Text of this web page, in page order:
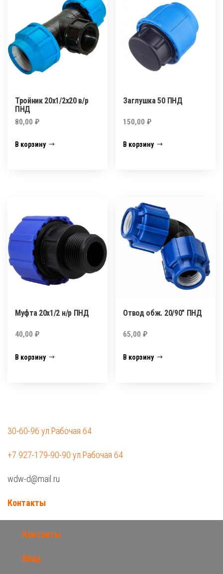
Тройник 20х1/2х20 в/р
ПНД
80,00 ₽
В корзину
Заглушка 50 ПНД
150,00₽
В корзину
Муфта 20х1/2 н/р ПНД
40,00 ₽
В корзину
Отвод обж. 20/90″ ПНД
65,00₽
В корзину
30-60-96 ул.Рабочая 64
+7 927-179-90-90 ул.Рабочая 64
wdw-d@mail.ru
Контакты
Контакты
Вход